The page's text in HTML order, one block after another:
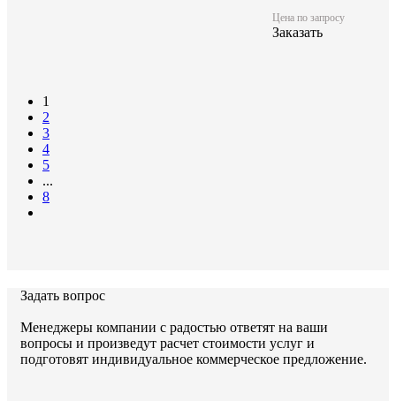
Цена по запросу
Заказать
1
2
3
4
5
...
8
Задать вопрос
Менеджеры компании с радостью ответят на ваши
вопросы и произведут расчет стоимости услуг и
подготовят индивидуальное коммерческое предложение.